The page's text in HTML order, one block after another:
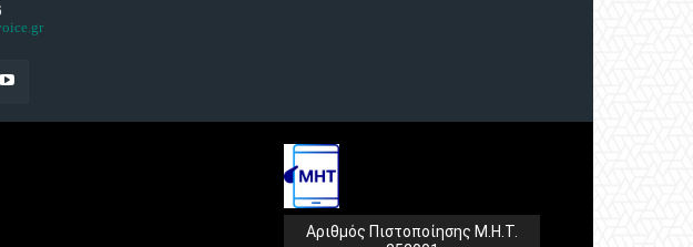
Αριθμός Πιστοποίησης Μ.Η.Τ.